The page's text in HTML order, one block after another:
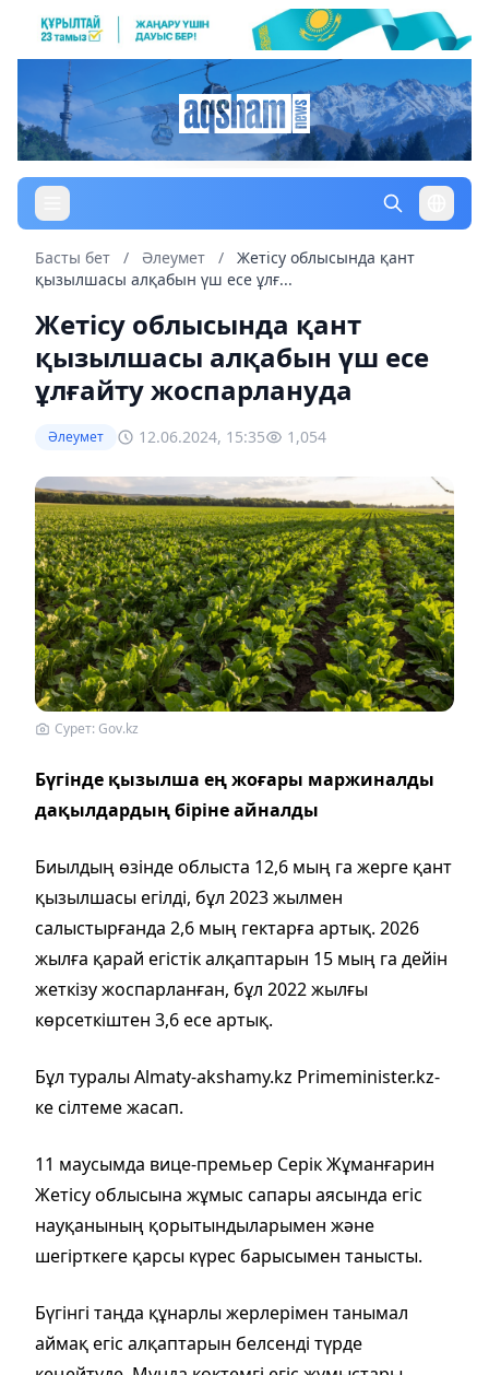
Басты бет / Әлеумет /
Жетісу облысында қант
қызылшасы алқабын үш есе ұлғ...
Жетісу облысында қант
қызылшасы алқабын үш есе
ұлғайту жоспарлануда
Әлеумет 12.06.2024, 15:35 1,054
Сурет: Gov.kz
Бүгінде қызылша ең жоғары маржиналды
дақылдардың біріне айналды
Биылдың өзінде облыста 12,6 мың га жерге қант
қызылшасы егілді, бұл 2023 жылмен
салыстырғанда 2,6 мың гектарға артық. 2026
жылға қарай егістік алқаптарын 15 мың га дейін
жеткізу жоспарланған, бұл 2022 жылғы
көрсеткіштен 3,6 есе артық.
Бұл туралы Almaty-akshamy.kz Primeminister.kz-
ке сілтеме жасап.
11 маусымда вице-премьер Серік Жұманғарин
Жетісу облысына жұмыс сапары аясында егіс
науқанының қорытындыларымен және
шегірткеге қарсы күрес барысымен танысты.
Бүгінгі таңда құнарлы жерлерімен танымал
аймақ егіс алқаптарын белсенді түрде